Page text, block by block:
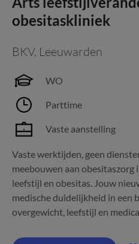
obesitaskliniek
BKV, Leeuwarden
WO
Parttime
Vaste aanstelling
Vaste werktijden, geen
meebouwen aan obesitaszorg
leefstijl en obesitas. Jouw
medische duidelijkheid in een
overgewicht, leefstijl en